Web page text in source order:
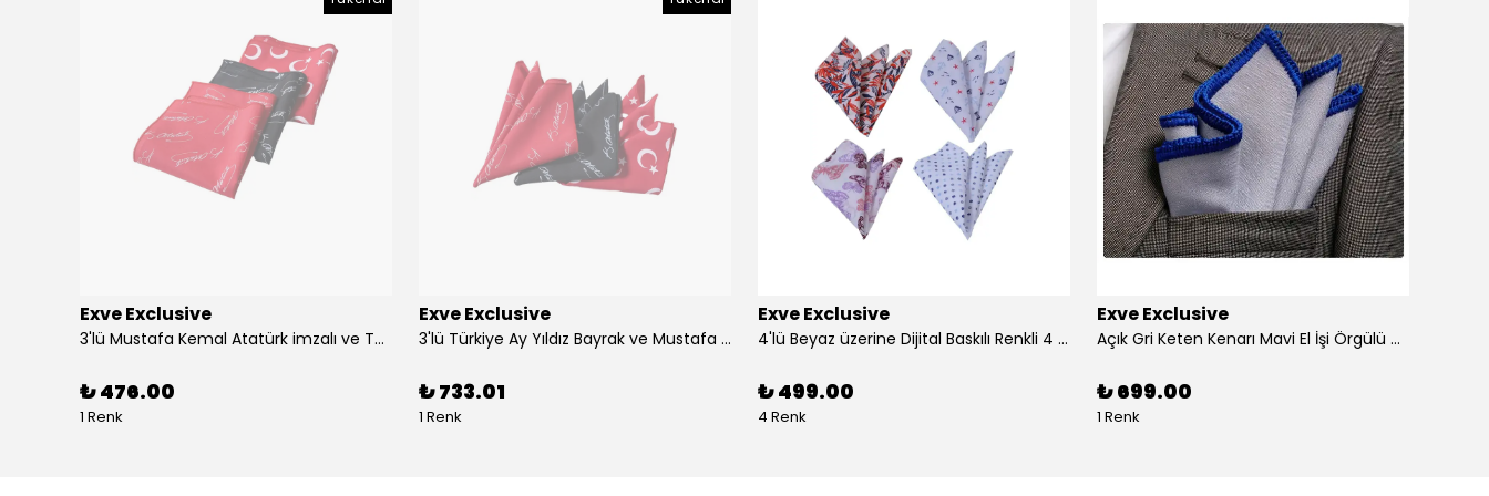
Exve Exclusive
3'lü Mustafa Kemal Atatürk imzalı ve Türkiye Ay Yıldız Bayraklı Kadın Fular Seti
₺ 476.00
1 Renk
Exve Exclusive
3'lü Türkiye Ay Yıldız Bayrak ve Mustafa Kemal Atatürk imzalı Kırmızı Siyah Yaka Mendili Seti
₺ 733.01
1 Renk
Exve Exclusive
4'lü Beyaz üzerine Dijital Baskılı Renkli 4 in 1 Cep Yaka Mendil Seti
₺ 499.00
4 Renk
Exve Exclusive
Açık Gri Keten Kenarı Mavi El İşi Örgülü Cep Aksesuarı Yaka Mendili
₺ 699.00
1 Renk